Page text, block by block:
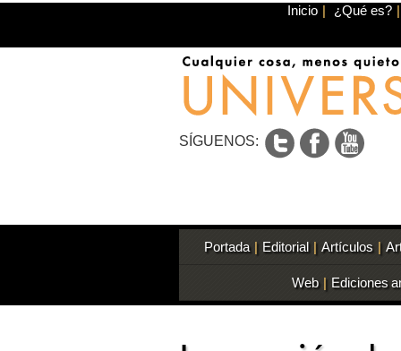
Inicio | ¿Qué es? |
SÍGUENOS:
Portada | Editorial | Artículos |
Web | Ediciones